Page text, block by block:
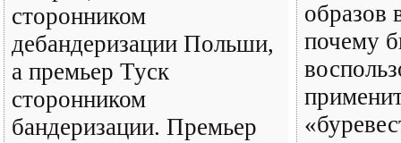
сторонником
дебандеризации Польши,
а премьер Туск
сторонником
бандеризации. Премьер
образов
почему